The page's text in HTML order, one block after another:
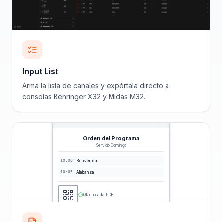
Input List
Arma la lista de canales y expórtala directo a
consolas Behringer X32 y Midas M32.
Orden del Programa
Servicio Domingo
10:00 Bienvenida
10:05 Alabanza
QR en cada PDF